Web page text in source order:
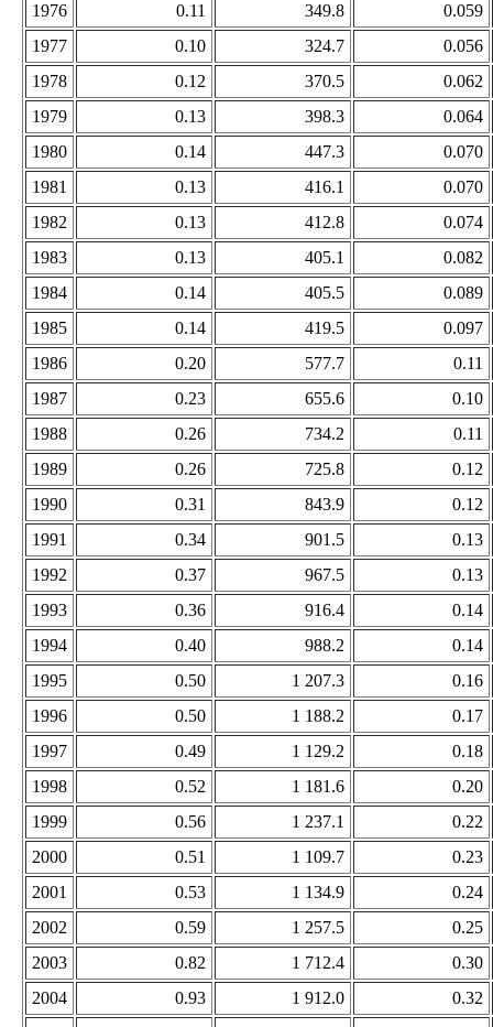
1976
0.11 349.8
0.059
1977
0.10 324.7
0.056
1978
0.12 370.5
0.062
1979
0.13 398.3
0.064
1980
0.14 447.3
0.070
1981
0.13 416.1
0.070
1982
0.13 412.8
0.074
1983
0.13 405.1
0.082
1984
0.14 405.5
0.089
1985
0.14 419.5
0.097
1986
0.20 577.7
0.11
1987
0.23 655.6
0.10
1988
0.26 734.2
0.11
1989
0.26 725.8
0.12
1990
0.31 843.9
0.12
1991
0.34 901.5
0.13
1992
0.37 967.5
0.13
1993
0.36 916.4
0.14
1994
0.40 988.2
0.14
1995
0.50 1 207.3
0.16
1996
0.50 1 188.2
0.17
1997
0.49 1 129.2
0.18
1998
0.52 1 181.6
0.20
1999
0.56 1 237.1
0.22
2000
0.51 1 109.7
0.23
2001
0.53 1 134.9
0.24
2002
0.59 1 257.5
0.25
2003
0.82 1 712.4
0.30
2004
0.93 1 912.0
0.32